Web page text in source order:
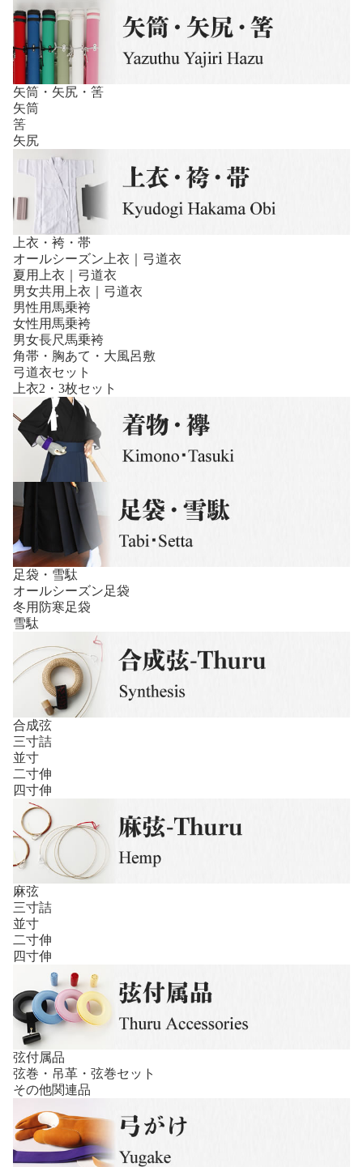
矢筒・矢尻・筈
矢筒
筈
矢尻
上衣・袴・帯
オールシーズン上衣｜弓道衣
夏用上衣｜弓道衣
男女共用上衣｜弓道衣
男性用馬乗袴
女性用馬乗袴
男女長尺馬乗袴
角帯・胸あて・大風呂敷
弓道衣セット
上衣2・3枚セット
足袋・雪駄
オールシーズン足袋
冬用防寒足袋
雪駄
合成弦
三寸詰
並寸
二寸伸
四寸伸
麻弦
三寸詰
並寸
二寸伸
四寸伸
弦付属品
弦巻・吊革・弦巻セット
その他関連品